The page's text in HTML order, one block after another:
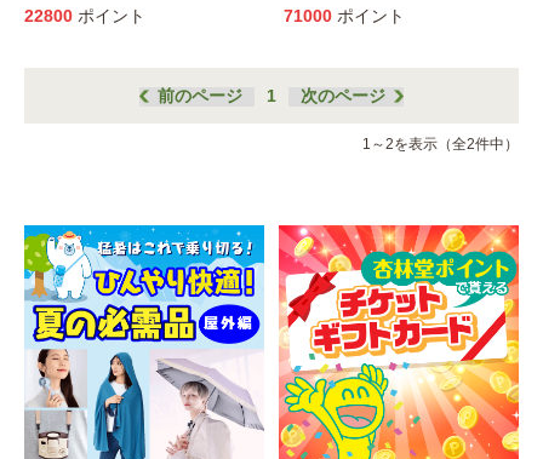
22800 ポイント
71000 ポイント
前のページ 1 次のページ
1～2を表示（全2件中）